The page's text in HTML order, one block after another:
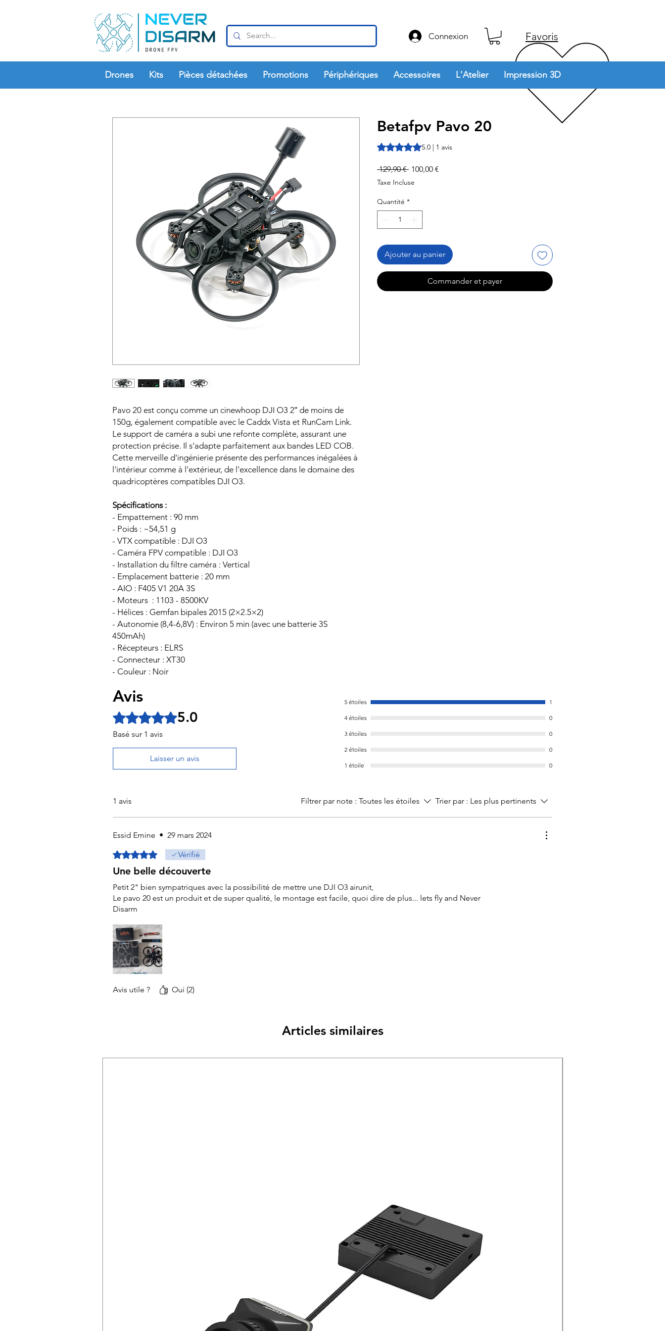
Connexion Favoris
Drones Kits Pièces détachées Promotions Périphériques Accessoires L'Atelier Impression 3D
Pavo 20 est conçu comme un cinewhoop DJI O3 2″ de moins de
150g, également compatible avec le Caddx Vista et RunCam Link.
Le support de caméra a subi une refonte complète, assurant une
protection précise. Il s'adapte parfaitement aux bandes LED COB.
Cette merveille d'ingénierie présente des performances inégalées à
l'intérieur comme à l'extérieur, de l'excellence dans le domaine des
quadricoptères compatibles DJI O3.
Spécifications :
- Empattement : 90 mm
- Poids : ~54,51 g
- VTX compatible : DJI O3
- Caméra FPV compatible : DJI O3
- Installation du filtre caméra : Vertical
- Emplacement batterie : 20 mm
- AIO : F405 V1 20A 3S
- Moteurs : 1103 - 8500KV
- Hélices : Gemfan bipales 2015 (2×2.5×2)
- Autonomie (8,4-6,8V) : Environ 5 min (avec une batterie 3S
450mAh)
- Récepteurs : ELRS
- Connecteur : XT30
- Couleur : Noir
Betafpv Pavo 20
La note est de 5.0 sur cinq étoiles selon 1 avis
5.0 | 1 avis
129,90 € Prix
100,00 €
Taxe Incluse
Quantité *
Ajouter au panier
Commander et payer
Avis
Noté 5 sur 5. 5.0
Basé sur 1 avis
Laisser un avis
5 étoiles 1
4 étoiles 0
3 étoiles 0
2 étoiles 0
1 étoile 0
1 avis Filtrer par note : Toutes les étoiles Trier par : Les plus pertinents
Essid Emine • 29 mars 2024
Noté 5 sur 5. Vérifié
Une belle découverte
Petit 2" bien sympatriques avec la possibilité de mettre une DJI O3 airunit,
Le pavo 20 est un produit et de super qualité, le montage est facile, quoi dire de plus... lets fly and Never
Disarm
Avis utile ? Oui (2)
Articles similaires